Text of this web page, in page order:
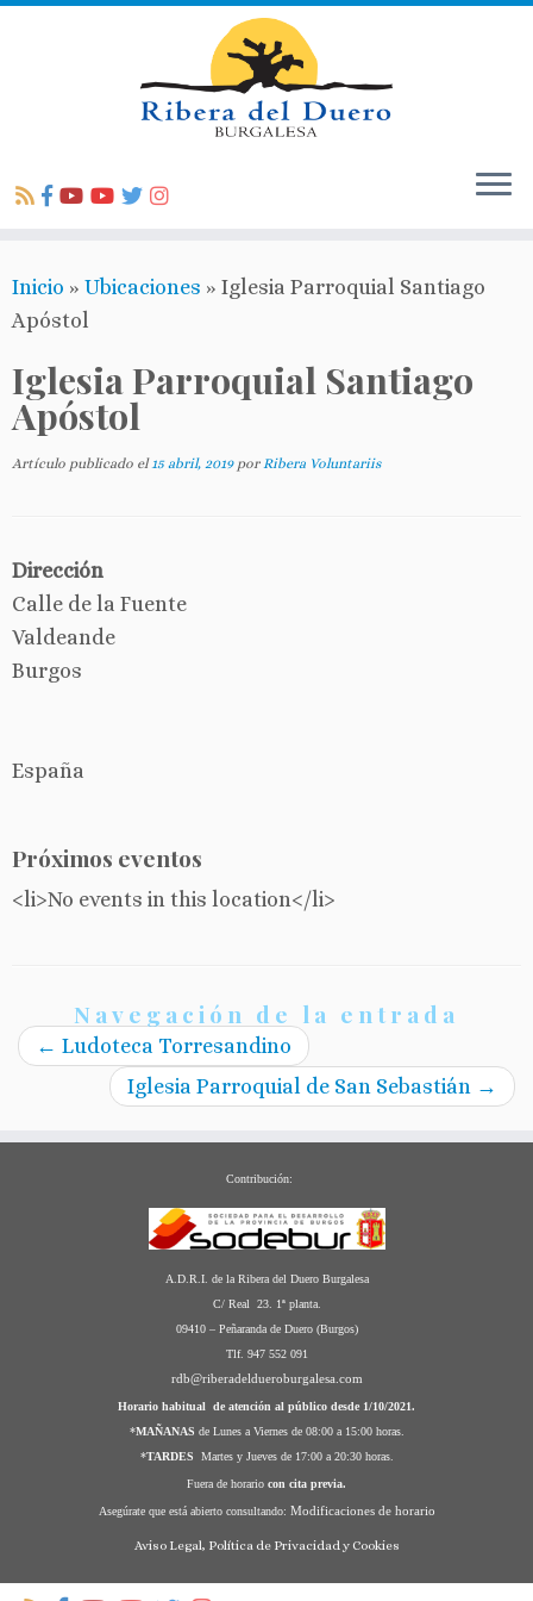
Inicio » Ubicaciones » Iglesia Parroquial Santiago
Apóstol
Iglesia Parroquial Santiago
Apóstol
Artículo publicado el15 abril, 2019 porRibera Voluntariis
Dirección
Calle de la Fuente
Valdeande
Burgos
España
Próximos eventos
<li>No events in this location</li>
Navegación de la entrada
← Ludoteca Torresandino
Iglesia Parroquial de San Sebastián →
Contribución:
A.D.R.I. de la Ribera del Duero Burgalesa
C/ Real 23. 1ª planta.
09410 – Peñaranda de Duero (Burgos)
Tlf. 947 552 091
rdb@riberadeldueroburgalesa.com
Horario habitual de atención al público desde 1/10/2021.
*MAÑANAS de Lunes a Viernes de 08:00 a 15:00 horas.
*TARDES Martes y Jueves de 17:00 a 20:30 horas.
Fuera de horario con cita previa.
Asegúrate que está abierto consultando: Modificaciones de horario
Aviso Legal, Política de Privacidad y Cookies